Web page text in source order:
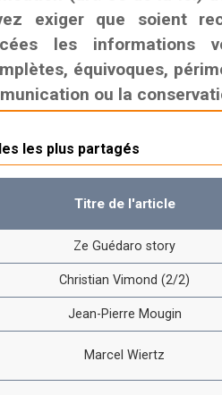
exiger que soient
les informations
équivoques,
ou la
les plus partagés
Titre de l'article
Ze Guédaro story
Christian Vimond (2/2)
Jean-Pierre Mougin
Marcel Wiertz